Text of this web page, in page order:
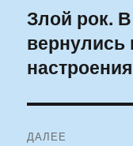
по
записям
Предыдущая
запись:
Злой рок.
вернулись
настроения
ДАЛЕЕ